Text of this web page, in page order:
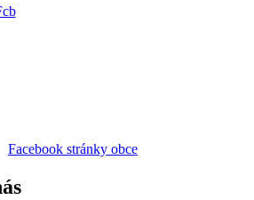
Facebook stránky obce